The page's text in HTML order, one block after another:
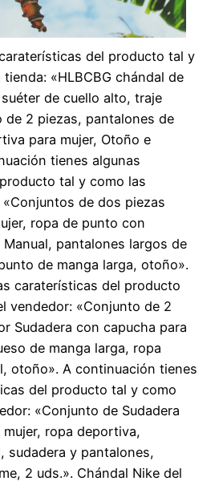
del producto tal y
«HLBCBG chándal de
de cuello alto, traje
de 2 piezas, pantalones de
para mujer, Otoño e
tienes algunas
tal y como las
de dos piezas
ropa de punto con
pantalones largos de
de manga larga, otoño».
caraterísticas del producto
vendedor: «Conjunto de 2
Sudadera con capucha para
de manga larga, ropa
otoño». A continuación tienes
del producto tal y como
«Conjunto de Sudadera
ropa deportiva,
sudadera y pantalones,
2 uds.». Chándal Nike del